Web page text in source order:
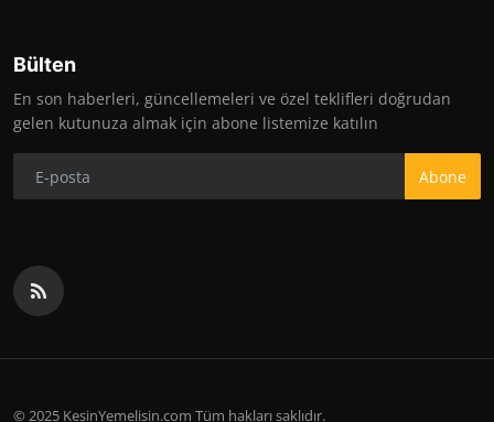
Bülten
En son haberleri, güncellemeleri ve özel teklifleri doğrudan
gelen kutunuza almak için abone listemize katılın
Abone
© 2025 KesinYemelisin.com Tüm hakları saklıdır.